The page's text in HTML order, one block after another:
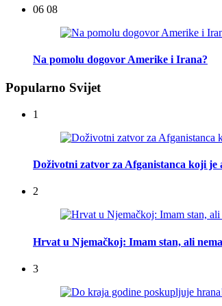
06 08
Na pomolu dogovor Amerike i Irana?
Popularno Svijet
1
Doživotni zatvor za Afganistanca koji
2
Hrvat u Njemačkoj: Imam stan, ali
3